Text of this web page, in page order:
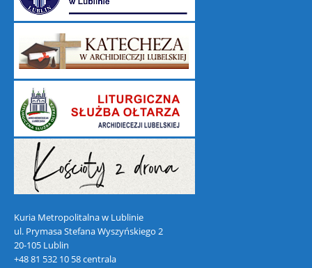
Kuria Metropolitalna w Lublinie
ul. Prymasa Stefana Wyszyńskiego 2
20-105 Lublin
+48 81 532 10 58 centrala